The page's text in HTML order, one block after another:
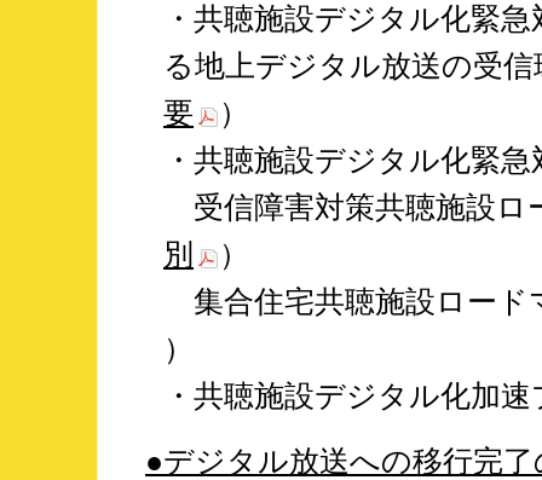
・共聴施設デジタル化緊
る地上デジタル放送の受
要
）
・共聴施設デジタル化緊
受信障害対策共聴施設ロ
別
）
集合住宅共聴施設ロード
）
・共聴施設デジタル化加
●デジタル放送への移行完